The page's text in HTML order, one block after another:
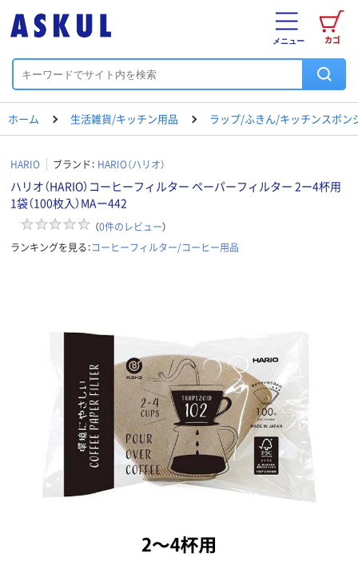
カゴ
メニュー
ホーム 生活雑貨/キッチン用品 ラップ/ふきん/キッチンスポン
HARIO ブランド： HARIO（ハリオ）
ハリオ（HARIO）コーヒーフィルター ペーパーフィルター 2ー4杯用
1袋（100枚入）MAー442
（0件のレビュー）
ランキングを見る：コーヒーフィルター/コーヒー用品